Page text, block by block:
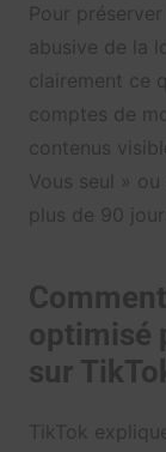
Pour
abusive de la
clairement ce
comptes de
contenus
Vous seul »
plus de 90
optimisé
sur
TikTok